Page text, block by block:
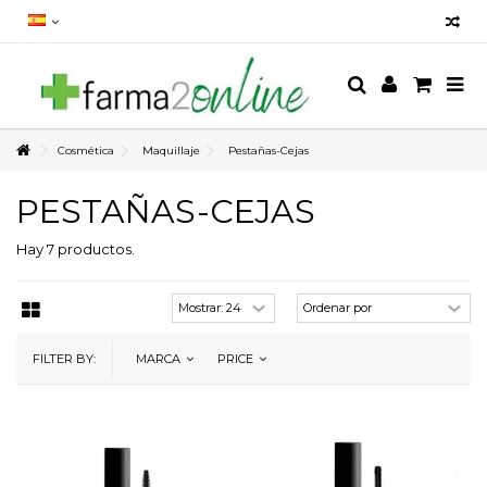
Cosmética Maquillaje Pestañas-Cejas
PESTAÑAS-CEJAS
Hay 7 productos.
FILTER BY: MARCA PRICE